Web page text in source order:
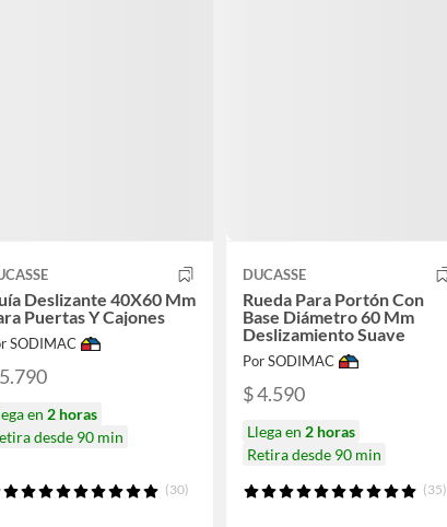
Deslizante 40X60 Mm
Puertas Y Cajones
SODIMAC
en 2 horas
desde 90 min
(30)
DUCASSE
Rueda Para Portón Con
Base Diámetro 60 Mm
Deslizamiento Suave
Por SODIMAC
$ 4.590
Llega en 2 horas
Retira desde 90 min
(35)